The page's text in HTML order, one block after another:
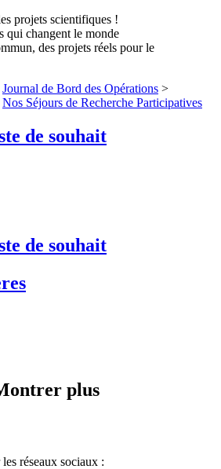
projets scientifiques !
qui changent le monde
des projets réels pour le
Journal de Bord des Opérations >
Nos Séjours de Recherche Participatives
de souhait
de souhait
plus
réseaux sociaux :